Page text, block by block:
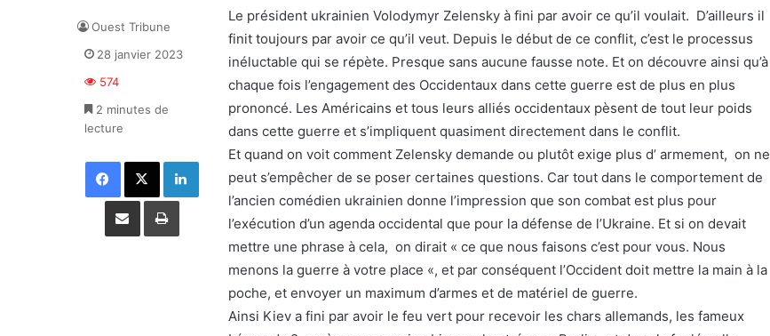
Le président ukrainien Volodymyr Zelensky à fini par avoir ce qu’il voulait. D’ailleurs il
finit toujours par avoir ce qu’il veut. Depuis le début de ce conflit, c’est le processus
inéluctable qui se répète. Presque sans aucune fausse note. Et on découvre ainsi qu’à
chaque fois l’engagement des Occidentaux dans cette guerre est de plus en plus
prononcé. Les Américains et tous leurs alliés occidentaux pèsent de tout leur poids
dans cette guerre et s’impliquent quasiment directement dans le conflit.
Et quand on voit comment Zelensky demande ou plutôt exige plus d’ armement, on ne
peut s’empêcher de se poser certaines questions. Car tout dans le comportement de
l’ancien comédien ukrainien donne l’impression que son combat est plus pour
l’exécution d’un agenda occidental que pour la défense de l’Ukraine. Et si on devait
mettre une phrase à cela, on dirait « ce que nous faisons c’est pour vous. Nous
menons la guerre à votre place «, et par conséquent l’Occident doit mettre la main à la
poche, et envoyer un maximum d’armes et de matériel de guerre.
Ainsi Kiev a fini par avoir le feu vert pour recevoir les chars allemands, les fameux
Ouest Tribune
28 janvier 2023
574
2 minutes de
lecture
Facebook X Linkedin
Partager par email Imprimer